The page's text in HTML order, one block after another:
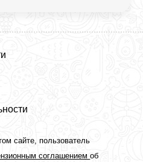
сайте, пользователь
соглашениемоб